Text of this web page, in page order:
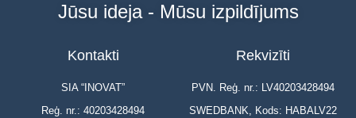
Jūsu ideja - Mūsu izpildījums
Kontakti
SIA “INOVAT”
Reģ. nr.: 40203428494
Rekvizīti
PVN. Reģ. nr.: LV40203428494
SWEDBANK, Kods: HABALV22